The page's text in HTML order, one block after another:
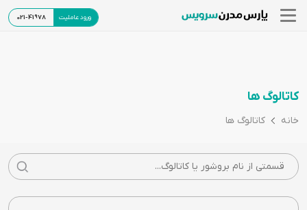
ورود عاملیت 021-41978
کاتالوگ ها
خانه کاتالوگ ها